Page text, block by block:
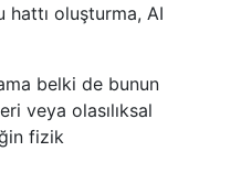
oluşturma, AI
belki de bunun
veya olasılıksal
fizik